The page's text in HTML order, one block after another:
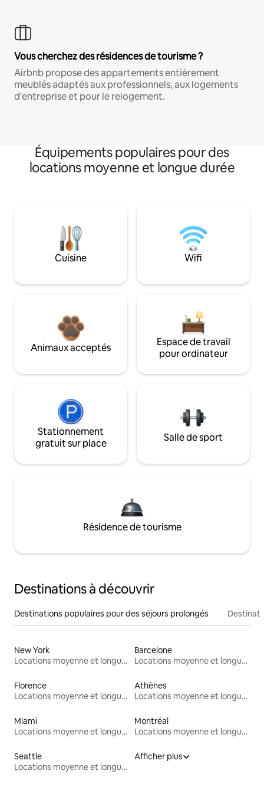
Vous cherchez des résidences de tourisme ?
Airbnb propose des appartements entièrement
meublés adaptés aux professionnels, aux logements
d'entreprise et pour le relogement.
Équipements populaires pour des
locations moyenne et longue durée
Cuisine Wifi
Animaux acceptés
Espace de travail
pour ordinateur
Stationnement
gratuit sur place
Salle de sport
Résidence de tourisme
Destinations à découvrir
Destinations populaires pour des séjours prolongés
New York
Locations moyenne et longue durée
Barcelone
Locations moyenne et longue durée
Florence
Locations moyenne et longue durée
Athènes
Locations moyenne et longue durée
Miami
Locations moyenne et longue durée
Montréal
Locations moyenne et longue durée
Seattle
Locations moyenne et longue durée
Afficher plus